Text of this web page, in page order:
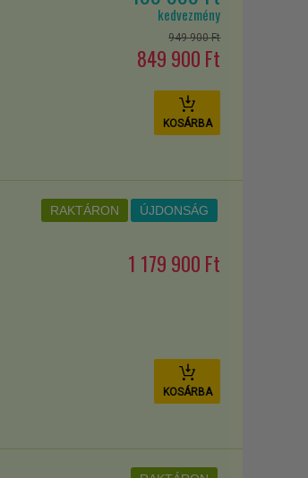
kedvezmény
949 900 Ft
849 900 Ft
KOSÁRBA
1 179 900 Ft
KOSÁRBA
ÚJDONSÁG
RAKTÁRON